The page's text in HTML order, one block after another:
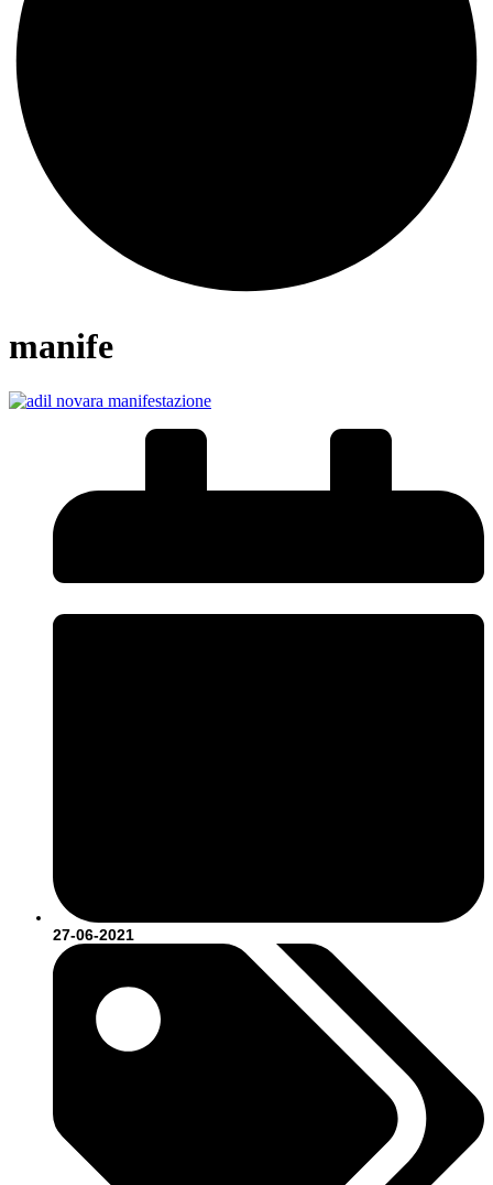
manife
27-06-2021